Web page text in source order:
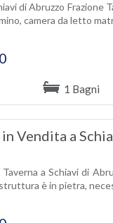
di Abruzzo Frazione
camera da letto
1 Bagni
Vendita a
Taverna a Schiavi di
è in pietra,